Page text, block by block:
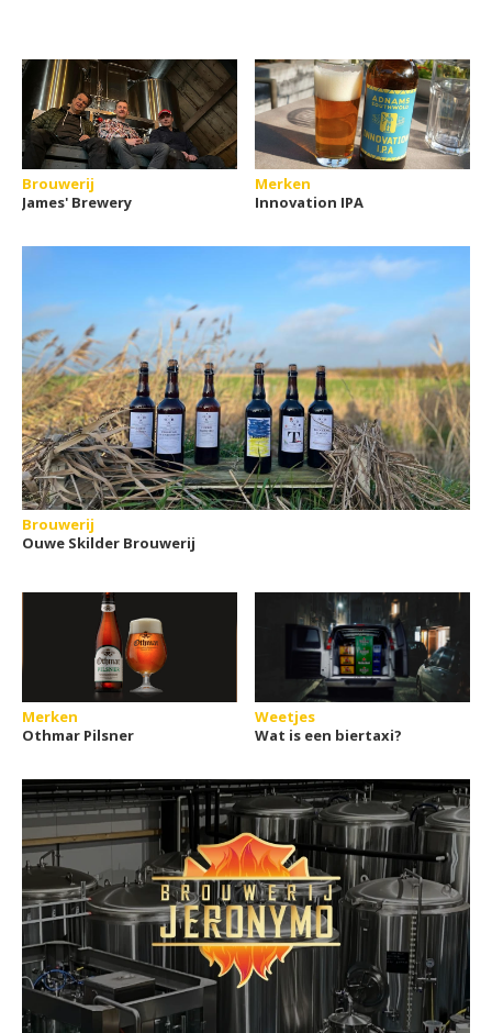
Brouwerij
James' Brewery
Merken
Innovation IPA
Brouwerij
Ouwe Skilder Brouwerij
Merken
Othmar Pilsner
Weetjes
Wat is een biertaxi?